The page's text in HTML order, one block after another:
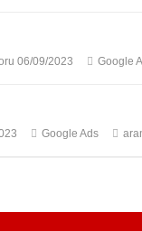
06/09/2023 Google
Google Ads